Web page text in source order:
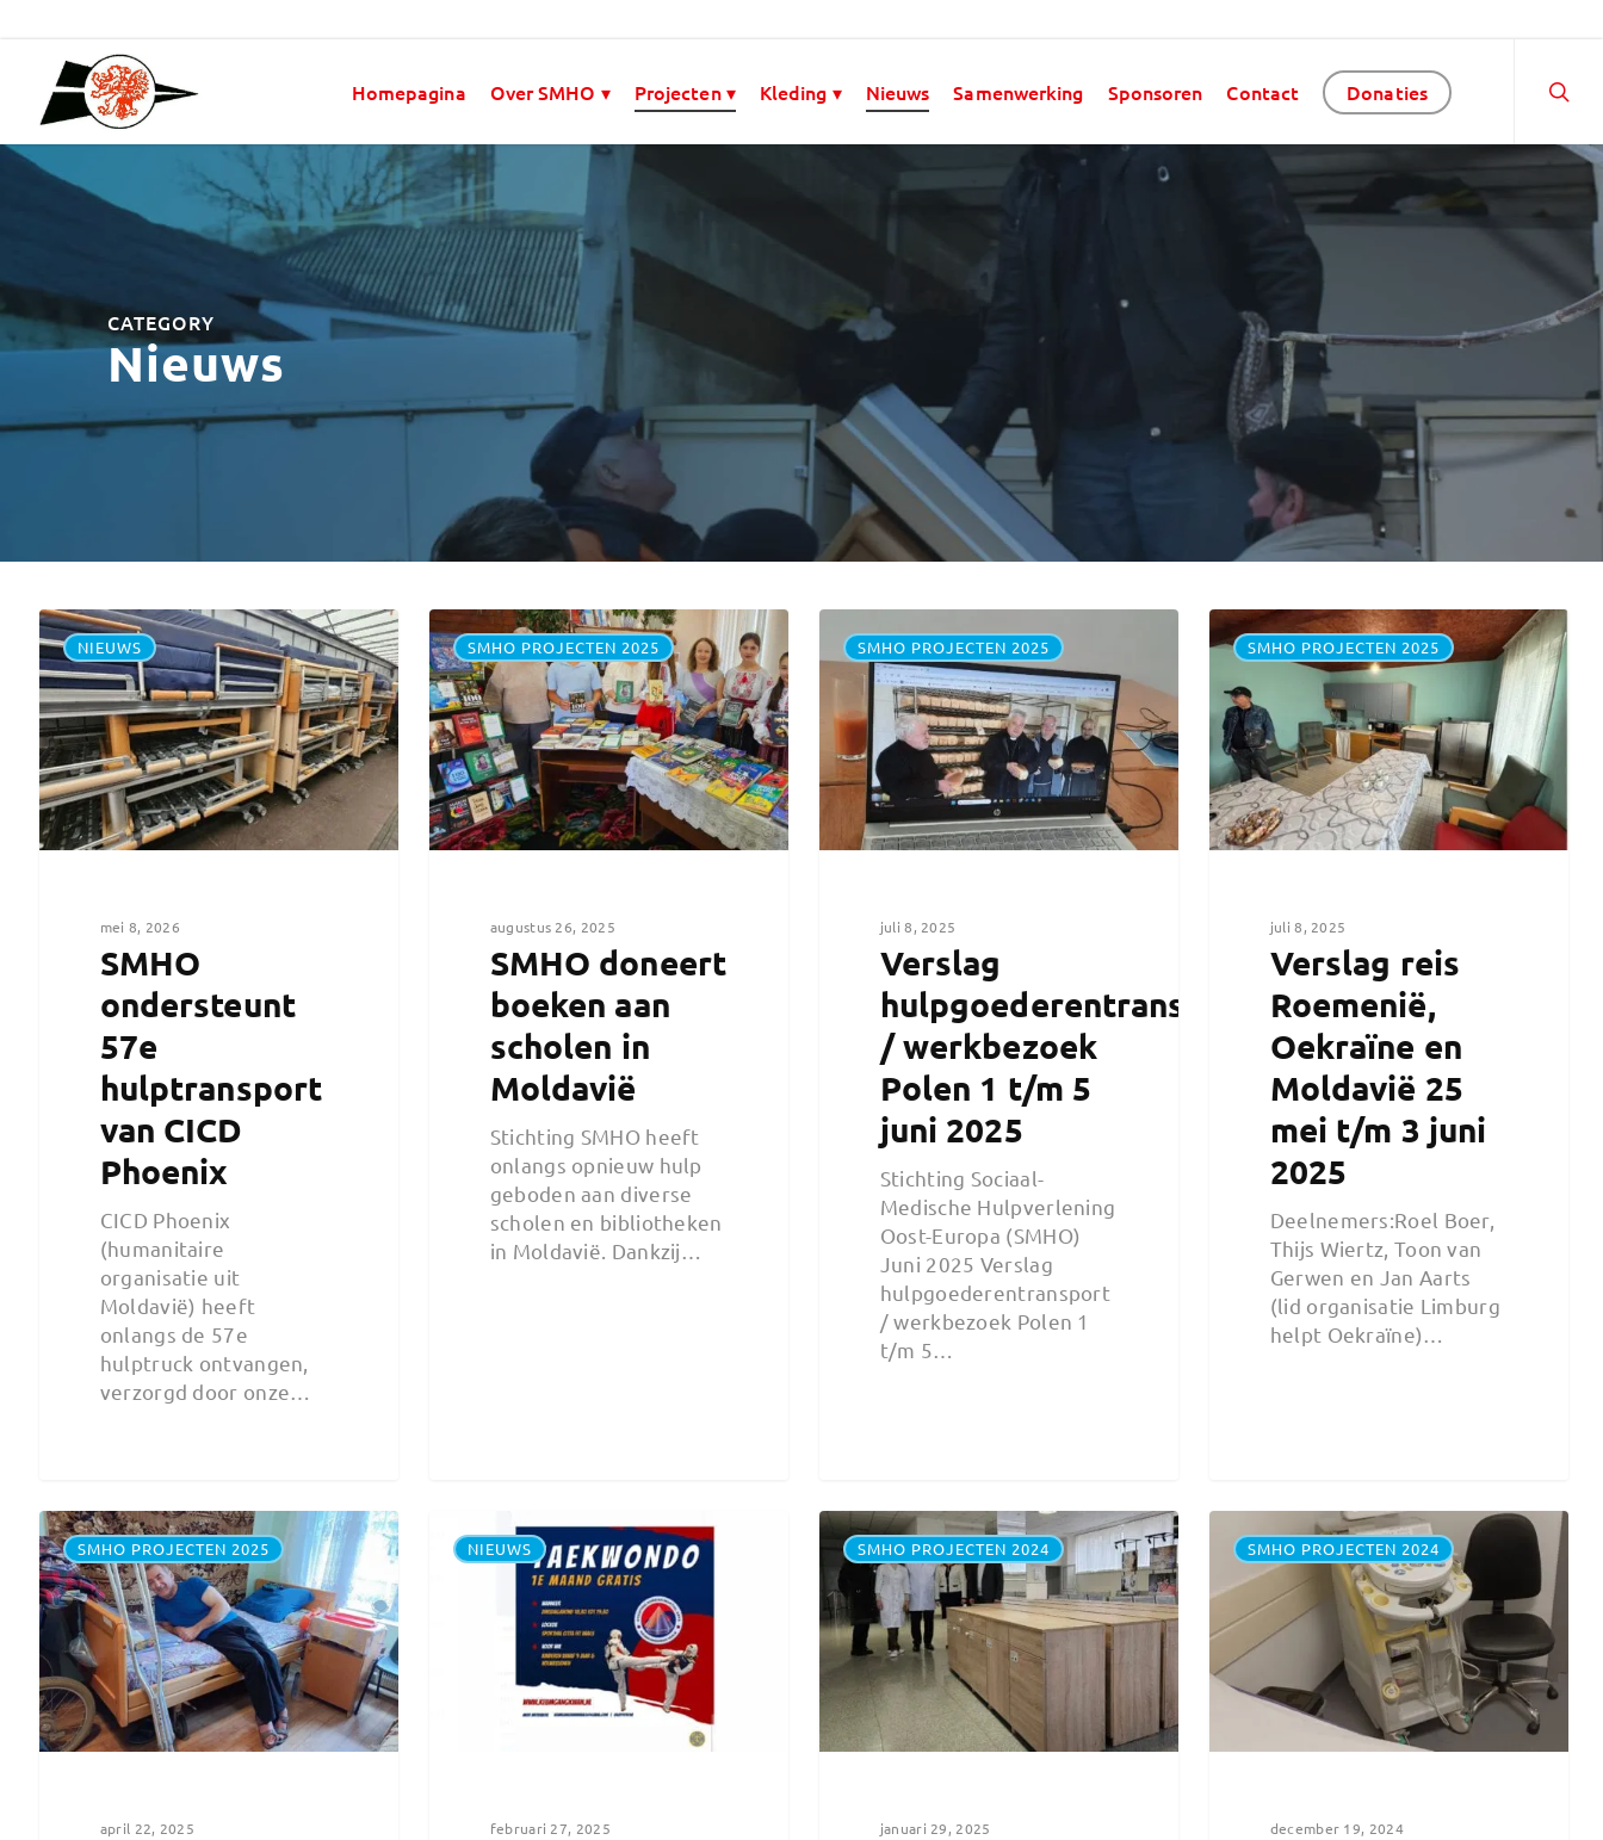
Homepagina Over SMHO ▾ Projecten ▾ Kleding ▾ Nieuws Samenwerking Sponsoren Contact Donaties
CATEGORY
Nieuws
NIEUWS
mei 8, 2026
SMHO
ondersteunt
57e
hulptransport
van CICD
Phoenix
CICD Phoenix
(humanitaire
organisatie uit
Moldavië) heeft
onlangs de 57e
hulptruck ontvangen,
verzorgd door onze…
SMHO PROJECTEN 2025
augustus 26, 2025
SMHO doneert
boeken aan
scholen in
Moldavië
Stichting SMHO heeft
onlangs opnieuw hulp
geboden aan diverse
scholen en bibliotheken
in Moldavië. Dankzij…
SMHO PROJECTEN 2025
juli 8, 2025
Verslag
hulpgoederentransport
/ werkbezoek
Polen 1 t/m 5
juni 2025
Stichting Sociaal-
Medische Hulpverlening
Oost-Europa (SMHO)
Juni 2025 Verslag
hulpgoederentransport
/ werkbezoek Polen 1
t/m 5…
SMHO PROJECTEN 2025
juli 8, 2025
Verslag reis
Roemenië,
Oekraïne en
Moldavië 25
mei t/m 3 juni
2025
Deelnemers:Roel Boer,
Thijs Wiertz, Toon van
Gerwen en Jan Aarts
(lid organisatie Limburg
helpt Oekraïne)…
SMHO PROJECTEN 2025
april 22, 2025
NIEUWS
februari 27, 2025
SMHO PROJECTEN 2024
januari 29, 2025
SMHO PROJECTEN 2024
december 19, 2024